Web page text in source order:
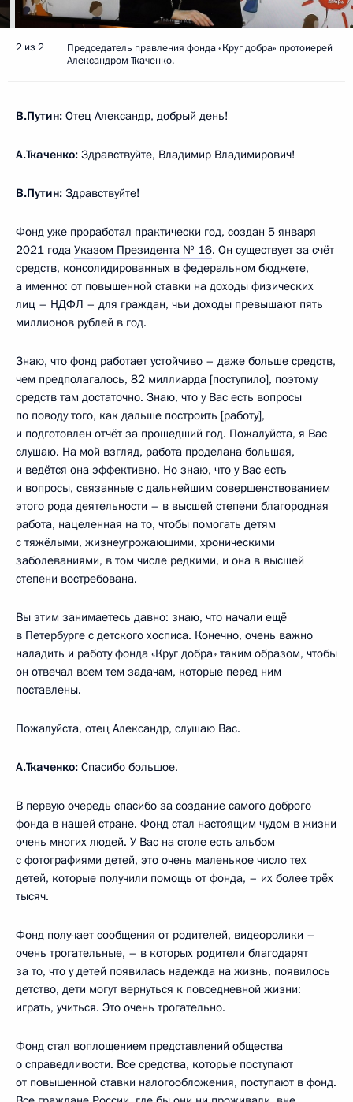
2 из 2
Председатель правления фонда «Круг добра» протоиерей
Александром Ткаченко.
В.Путин: Отец Александр, добрый день!
А.Ткаченко: Здравствуйте, Владимир Владимирович!
В.Путин: Здравствуйте!
Фонд уже проработал практически год, создан 5 января
2021 года Указом Президента № 16. Он существует за счёт
средств, консолидированных в федеральном бюджете,
а именно: от повышенной ставки на доходы физических
лиц – НДФЛ – для граждан, чьи доходы превышают пять
миллионов рублей в год.
Знаю, что фонд работает устойчиво – даже больше средств,
чем предполагалось, 82 миллиарда [поступило], поэтому
средств там достаточно. Знаю, что у Вас есть вопросы
по поводу того, как дальше построить [работу],
и подготовлен отчёт за прошедший год. Пожалуйста, я Вас
слушаю. На мой взгляд, работа проделана большая,
и ведётся она эффективно. Но знаю, что у Вас есть
и вопросы, связанные с дальнейшим совершенствованием
этого рода деятельности – в высшей степени благородная
работа, нацеленная на то, чтобы помогать детям
с тяжёлыми, жизнеугрожающими, хроническими
заболеваниями, в том числе редкими, и она в высшей
степени востребована.
Вы этим занимаетесь давно: знаю, что начали ещё
в Петербурге с детского хосписа. Конечно, очень важно
наладить и работу фонда «Круг добра» таким образом, чтобы
он отвечал всем тем задачам, которые перед ним
поставлены.
Пожалуйста, отец Александр, слушаю Вас.
А.Ткаченко: Спасибо большое.
В первую очередь спасибо за создание самого доброго
фонда в нашей стране. Фонд стал настоящим чудом в жизни
очень многих людей. У Вас на столе есть альбом
с фотографиями детей, это очень маленькое число тех
детей, которые получили помощь от фонда, – их более трёх
тысяч.
Фонд получает сообщения от родителей, видеоролики –
очень трогательные, – в которых родители благодарят
за то, что у детей появилась надежда на жизнь, появилось
детство, дети могут вернуться к повседневной жизни:
играть, учиться. Это очень трогательно.
Фонд стал воплощением представлений общества
о справедливости. Все средства, которые поступают
от повышенной ставки налогообложения, поступают в фонд.